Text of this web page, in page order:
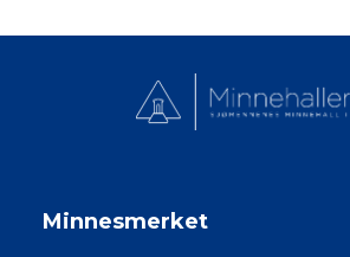
Minnesmerket